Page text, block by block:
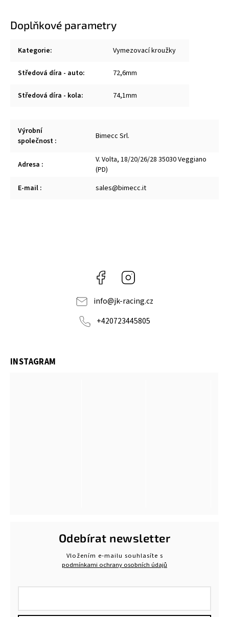
Doplňkové parametry
Kategorie: Vymezovací kroužky
Středová díra - auto: 72,6mm
Středová díra - kola: 74,1mm
Výrobní
společnost : Bimecc Srl.
Adresa :
V. Volta, 18/20/26/28 35030 Veggiano
(PD)
E-mail : sales@bimecc.it
Facebook
info@jk-racing.cz
+420723445805
INSTAGRAM
Odebírat newsletter
Vložením e-mailu souhlasíte s
podmínkami ochrany osobních údajů